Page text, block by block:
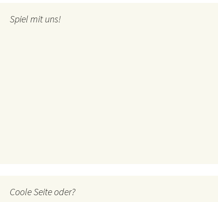
Spiel mit uns!
Coole Seite oder?